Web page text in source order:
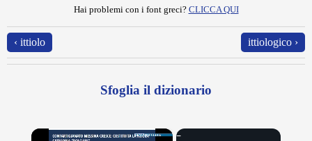
Hai problemi con i font greci? CLICCA QUI
‹ ittiolo ittiologico ›
Sfoglia il dizionario
×